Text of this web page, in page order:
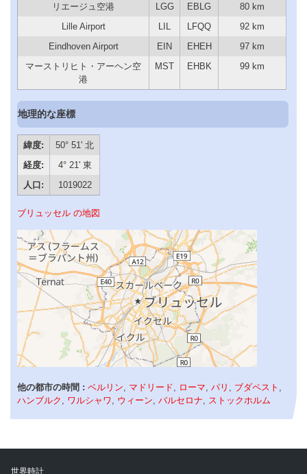
リエージュ空港 LGG EBLG
80 km
Lille Airport
LIL LFQQ
92 km
Eindhoven Airport
EIN EHEH
97 km
マーストリヒト・アーヘン空
港
MST EHBK 99 km
地理的な座標
緯度:
50° 51' 北
経度:
4° 21' 東
人口:
1019022
ブリュッセル の地図
他の都市の時間 : ベルリン, マドリード, ローマ, パリ , ブダペスト ,
ハンブルク , ワルシャワ , ウィーン, バルセロナ, ストックホルム
世界時計